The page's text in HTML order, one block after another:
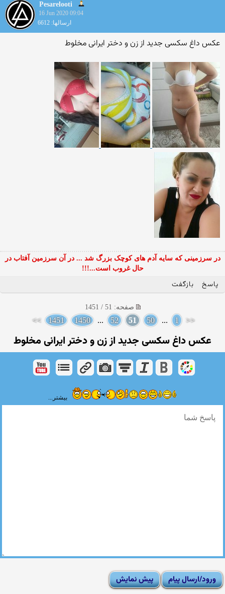
Pesarelooti
16 Jun 2020 09:04
ارسالها: 6612
عکس داغ سکسی جدید از زن و دختر ایرانی مخلوط
در سرزمینی که سایه آدم های کوچک بزرگ شد ... در آن سرزمین آفتاب در
حال غروب است...!!!
پاسخ بازگفت
صفحه: 51 / 1451
<<
1
...
50
51
52
...
1450
1451
>>
عکس داغ سکسی جدید از زن و دختر ایرانی مخلوط
بیشتر...